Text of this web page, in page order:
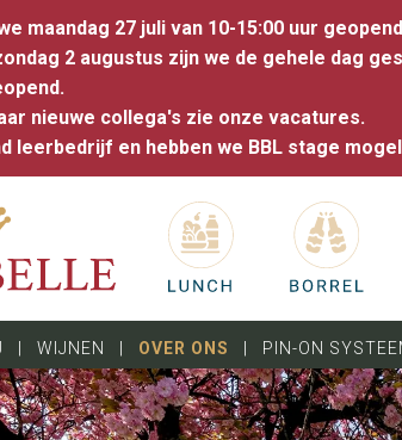
maandag 27 juli van 10-15:00 uur
2 augustus zijn we de gehele dag
nieuwe collega's zie onze vacatures.
leerbedrijf en hebben we BBL stage
WIJNEN OVER ONS PIN-ON